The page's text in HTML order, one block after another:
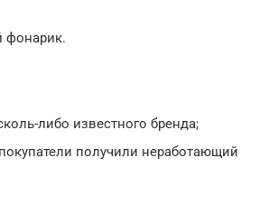
фонарик.
либо известного бренда;
получили неработающий